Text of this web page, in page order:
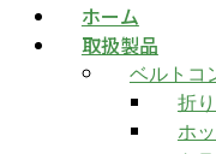
ホーム
取扱製品
ベルトコ
折
ホ